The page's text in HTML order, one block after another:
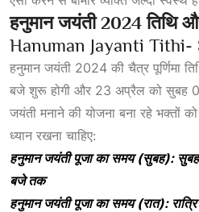
हनुमान जयंती 2024 तिथि
Hanuman Jayanti Tithi-
हनुमान जयंती 2024 की चैत्र पूर्णिमा
बजे शुरू होगी और 23 अप्रैल को सुबह
जयंती मनाने की योजना बना रहे भक्तों
ध्यान रखना चाहिए:
हनुमानजयंतीपूजाकासमय (सुबह):
बजेतक
हनुमानजयंतीपूजाकासमय (रात):